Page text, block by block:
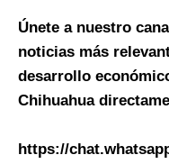
Únete a nuestro
noticias más
desarrollo
Chihuahua
https://